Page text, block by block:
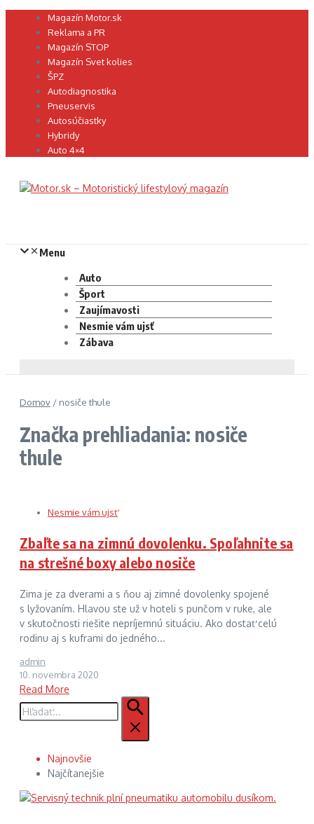
Preskočiť Magazín Motor.sk
Reklama a PR
Magazín STOP
Magazín Svet kolies
ŠPZ
Autodiagnostika
Pneuservis
Autosúčiastky
Hybridy
Auto 4×4
Menu
Auto
Šport
Zaujímavosti
Nesmie vám ujsť
Zábava
Domov / nosiče thule
Značka prehliadania: nosiče
thule
Nesmie vám ujsť
Zbaľte sa na zimnú dovolenku. Spoľahnite sa
na strešné boxy alebo nosiče
Zima je za dverami a s ňou aj zimné dovolenky spojené
s lyžovaním. Hlavou ste už v hoteli s punčom v ruke, ale
v skutočnosti riešite nepríjemnú situáciu. Ako dostať celú
rodinu aj s kuframi do jedného...
admin
10. novembra 2020
Read More
Hľadať:
Najnovšie
Najčítanejšie